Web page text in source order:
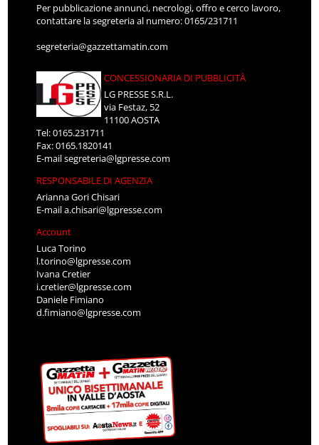
Per pubblicazione annunci, necrologi, offro e cerco lavoro,
contattare la segreteria al numero: 0165/231711
segreteria@gazzettamatin.com
CONCESSIONARIA DI PUBBLICITÀ
LG PRESSE S.R.L.
via Festaz, 52
11100 AOSTA
Tel: 0165.231711
Fax: 0165.1820141
E-mailsegreteria@lgpresse.com
RESPONSABILE DI AGENZIA
Arianna Gori Chisari
E-maila.chisari@lgpresse.com
Account
Luca Torino
l.torino@lgpresse.com
Ivana Cretier
i.cretier@lgpresse.com
Daniele Fimiano
d.fimiano@lgpresse.com